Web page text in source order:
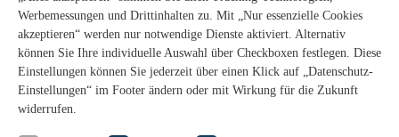
Werkzeug
Zubehör
PANDOMO
wedi Produkte
Marine Produkte
Service
Werbemessungen und Drittinhalten zu. Mit „Nur essenzielle Cookies
akzeptieren“ werden nur notwendige Dienste aktiviert. Alternativ
können Sie Ihre individuelle Auswahl über Checkboxen festlegen. Diese
Einstellungen können Sie jederzeit über einen Klick auf „Datenschutz-
Einstellungen“ im Footer ändern oder mit Wirkung für die Zukunft
widerrufen.